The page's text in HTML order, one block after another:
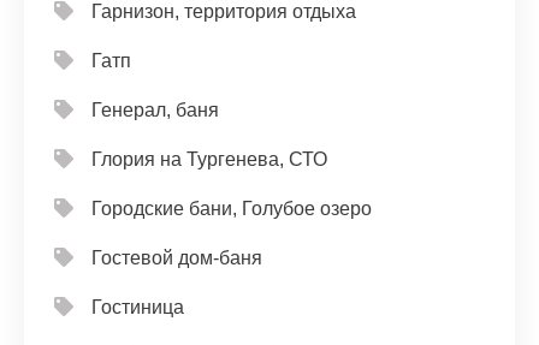
Гарнизон, территория отдыха
Гатп
Генерал, баня
Глория на Тургенева, СТО
Городские бани, Голубое озеро
Гостевой дом-баня
Гостиница